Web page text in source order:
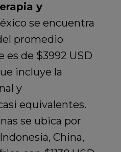
y
se encuentra
promedio
es de $3992 USD
incluye la
y
equivalentes.
se ubica por
China,